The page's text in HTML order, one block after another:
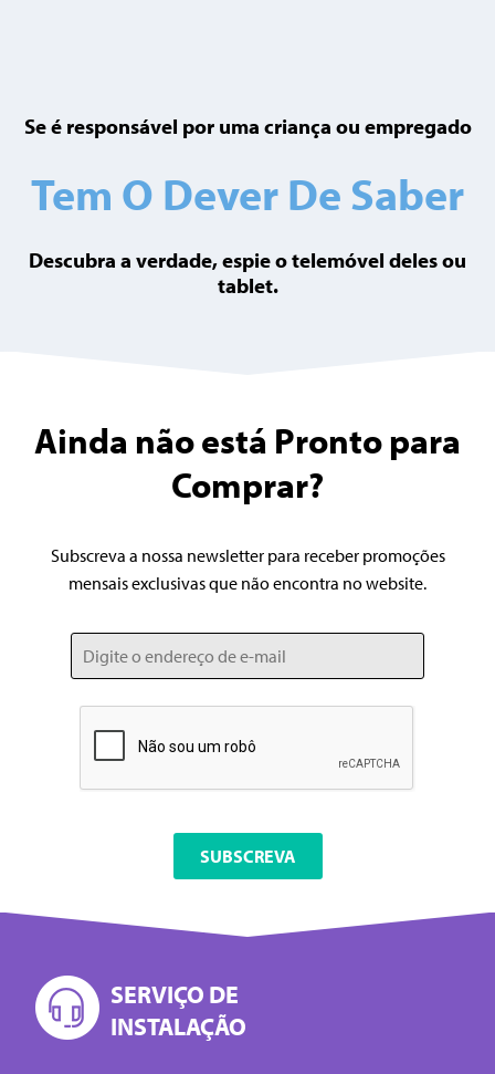
Se é responsável por uma criança ou empregado
Tem O Dever De Saber
Descubra a verdade, espie o telemóvel deles ou
tablet.
Ainda não está Pronto para
Comprar?
Subscreva a nossa newsletter para receber promoções
mensais exclusivas que não encontra no website.
SERVIÇO DE
INSTALAÇÃO